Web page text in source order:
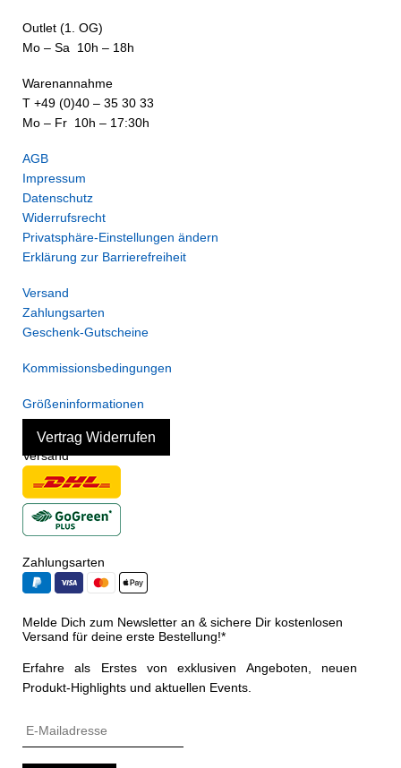
Outlet (1. OG)
Mo – Sa 10h – 18h
Warenannahme
T +49 (0)40 – 35 30 33
Mo – Fr 10h – 17:30h
AGB
Impressum
Datenschutz
Widerrufsrecht
Privatsphäre-Einstellungen ändern
Erklärung zur Barrierefreiheit
Versand
Zahlungsarten
Geschenk-Gutscheine
Kommissionsbedingungen
Größeninformationen
Vertrag Widerrufen
Versand
Zahlungsarten
Melde Dich zum Newsletter an & sichere Dir kostenlosen
Versand für deine erste Bestellung!*
Erfahre als Erstes von exklusiven Angeboten, neuen
Produkt-Highlights und aktuellen Events.